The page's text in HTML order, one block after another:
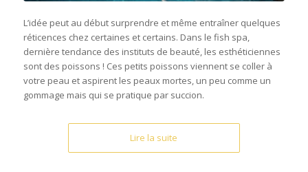
L’idée peut au début surprendre et même entraîner quelques
réticences chez certaines et certains. Dans le fish spa,
dernière tendance des instituts de beauté, les esthéticiennes
sont des poissons ! Ces petits poissons viennent se coller à
votre peau et aspirent les peaux mortes, un peu comme un
gommage mais qui se pratique par succion.
Lire la suite